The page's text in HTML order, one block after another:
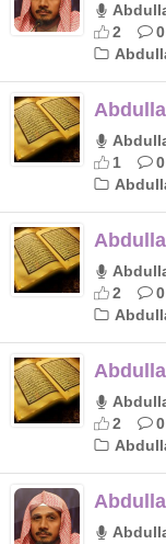
2
0
1
0
2
0
2
0